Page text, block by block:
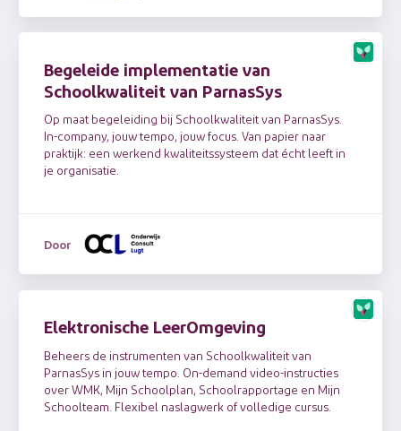
Begeleide implementatie van
Schoolkwaliteit van ParnasSys
Op maat begeleiding bij Schoolkwaliteit van ParnasSys.
In-company, jouw tempo, jouw focus. Van papier naar
praktijk: een werkend kwaliteitssysteem dat écht leeft in
je organisatie.
Door
Elektronische LeerOmgeving
Beheers de instrumenten van Schoolkwaliteit van
ParnasSys in jouw tempo. On-demand video-instructies
over WMK, Mijn Schoolplan, Schoolrapportage en Mijn
Schoolteam. Flexibel naslagwerk of volledige cursus.